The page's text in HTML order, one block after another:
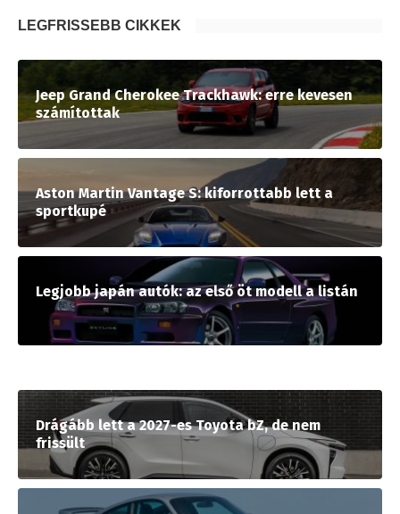
LEGFRISSEBB CIKKEK
Jeep Grand Cherokee Trackhawk: erre kevesen
számítottak
Aston Martin Vantage S: kiforrottabb lett a
sportkupé
Legjobb japán autók: az első öt modell a listán
Drágább lett a 2027-es Toyota bZ, de nem
frissült